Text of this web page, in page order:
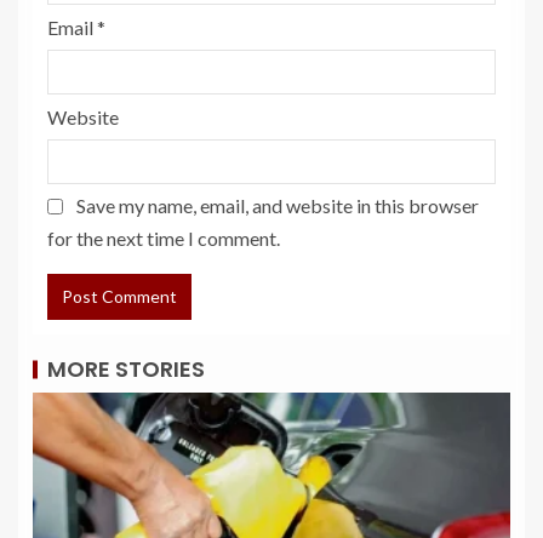
Email*
Website
Save my name, email, and website in this browser
for the next time I comment.
MORE STORIES